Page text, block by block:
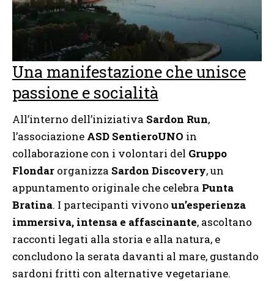
Una manifestazione che unisce
passione e socialità
All’interno dell’iniziativa Sardon Run,
l’associazione ASD SentieroUNO in
collaborazione con i volontari del Gruppo
Flondar organizza Sardon Discovery, un
appuntamento originale che celebra Punta
Bratina. I partecipanti vivono un’esperienza
immersiva, intensa e affascinante, ascoltano
racconti legati alla storia e alla natura, e
concludono la serata davanti al mare, gustando
sardoni fritti con alternative vegetariane.